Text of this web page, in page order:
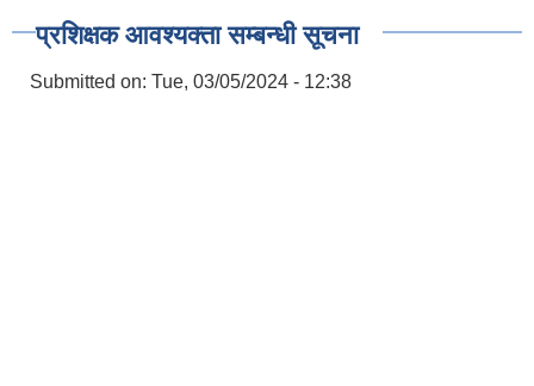
प्रशिक्षक आवश्यक्ता सम्बन्धी सूचना
Submitted on: Tue, 03/05/2024 - 12:38